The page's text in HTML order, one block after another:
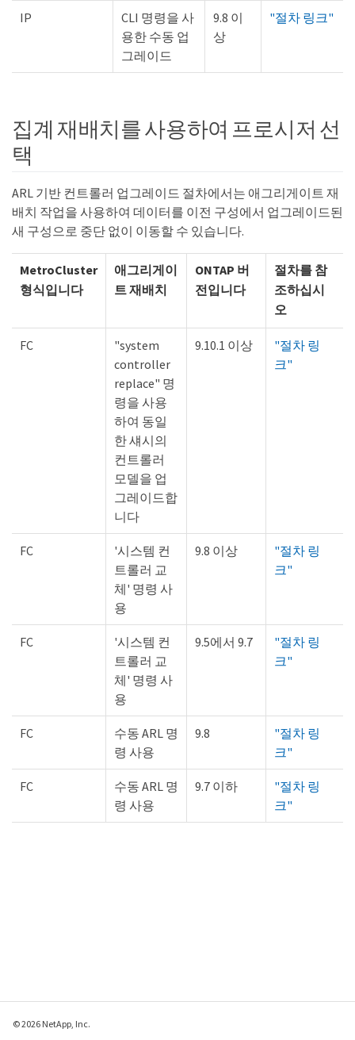
IP
CLI 명령을 사
용한 수동 업
그레이드
9.8 이
상
"절차 링크"
집계 재배치를 사용하여 프로시저 선
택
ARL 기반 컨트롤러 업그레이드 절차에서는 애그리게이트 재
배치 작업을 사용하여 데이터를 이전 구성에서 업그레이드된
새 구성으로 중단 없이 이동할 수 있습니다.
MetroCluster
형식입니다
애그리게이
트 재배치
ONTAP 버
전입니다
절차를 참
조하십시
오
FC
"system
controller
replace" 명
령을 사용
하여 동일
한 섀시의
컨트롤러
모델을 업
그레이드합
니다
9.10.1 이상
"절차 링
크"
FC
'시스템 컨
트롤러 교
체' 명령 사
용
9.8 이상
"절차 링
크"
FC
'시스템 컨
트롤러 교
체' 명령 사
용
9.5에서 9.7
"절차 링
크"
FC
수동 ARL 명
령 사용
9.8
"절차 링
크"
FC
수동 ARL 명
령 사용
9.7 이하
"절차 링
크"
© 2026 NetApp, Inc.